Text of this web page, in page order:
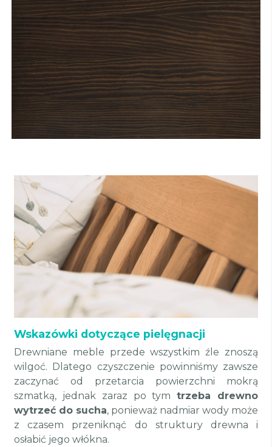
Wskazówki dotyczące pielęgnacji
Drewniane meble przede wszystkim źle znoszą
wilgoć. Dlatego czyszczenie powinniśmy zawsze
zaczynać od przetarcia powierzchni mokrą
szmatką, jednak zaraz po tymtrzeba drewno
wytrzeć do sucha, ponieważ nadmiar wody może
z czasem przeniknąć do struktury drewna i
osłabić jego włókna.